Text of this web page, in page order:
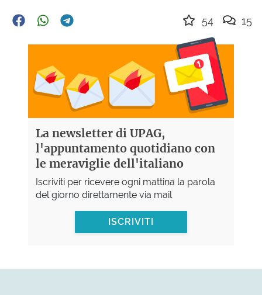
54 15
La newsletter di UPAG,
l'appuntamento quotidiano con
le meraviglie dell'italiano
Iscriviti per ricevere ogni mattina la parola
del giorno direttamente via mail
ISCRIVITI